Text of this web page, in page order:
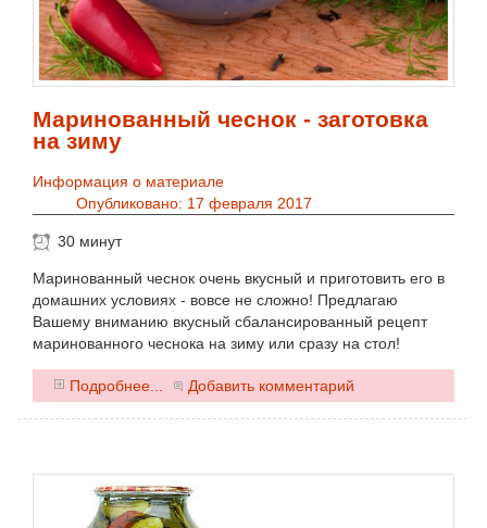
Маринованный чеснок - заготовка
на зиму
Информация о материале
Опубликовано: 17 февраля 2017
30 минут
Маринованный чеснок очень вкусный и приготовить его в
домашних условиях - вовсе не сложно! Предлагаю
Вашему вниманию вкусный сбалансированный рецепт
маринованного чеснока на зиму или сразу на стол!
Подробнее... Добавить комментарий